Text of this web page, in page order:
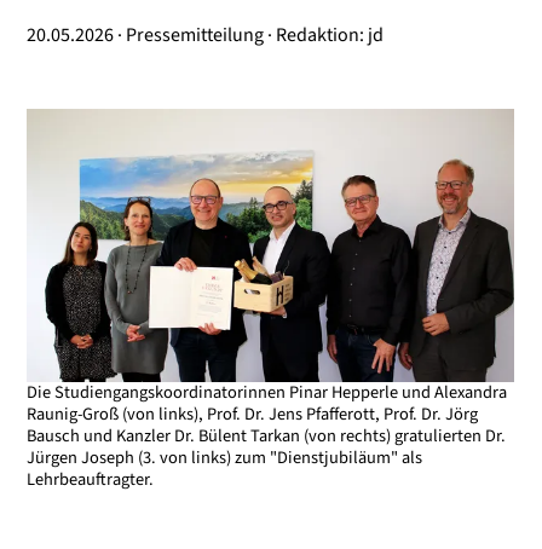
20.05.2026 · Pressemitteilung · Redaktion: jd
Die Studiengangskoordinatorinnen Pinar Hepperle und Alexandra
Raunig-Groß (von links), Prof. Dr. Jens Pfafferott, Prof. Dr. Jörg
Bausch und Kanzler Dr. Bülent Tarkan (von rechts) gratulierten Dr.
Jürgen Joseph (3. von links) zum "Dienstjubiläum" als
Lehrbeauftragter.